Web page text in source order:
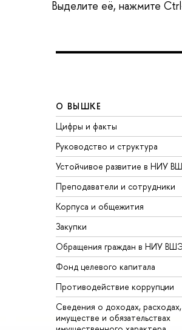
Выделите её, нажмите
О ВЫШКЕ
Цифры и факты
Руководство и структура
Устойчивое развитие в НИУ
Преподаватели и сотрудники
Корпуса и общежития
Закупки
Обращения граждан в НИУ
Фонд целевого капитала
Противодействие коррупции
Сведения о доходах,
имуществе и обязательствах